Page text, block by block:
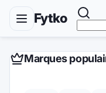
Fytko
Marques